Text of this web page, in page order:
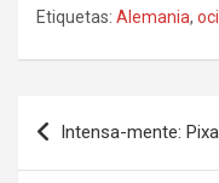
Etiquetas: Alemania,
Navegación
de
Intensa-mente: